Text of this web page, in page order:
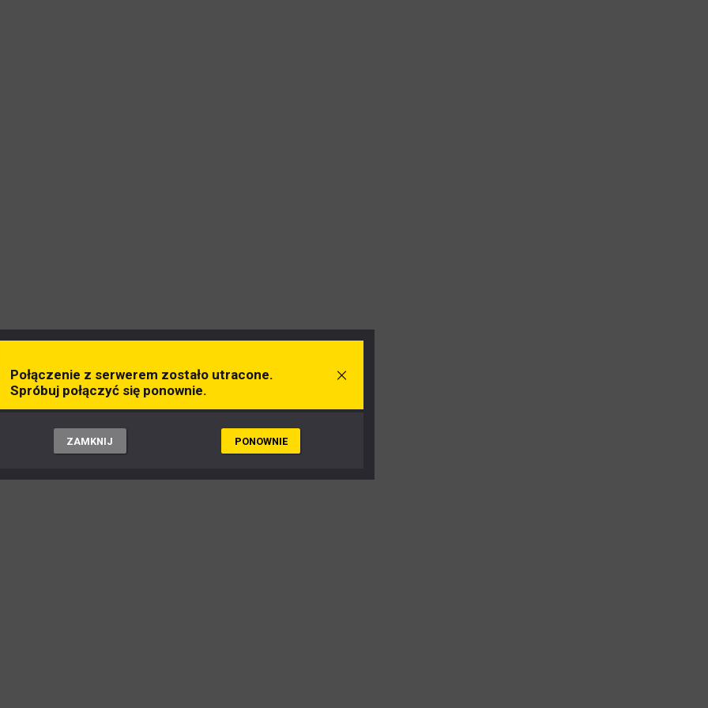
Połączenie z serwerem zostało utracone.
Spróbuj połączyć się ponownie.
ZAMKNIJ PONOWNIE